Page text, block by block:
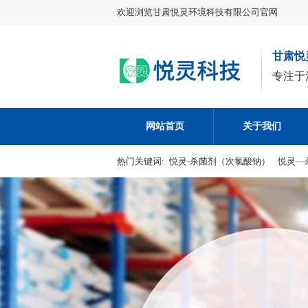
欢迎浏览甘肃悦灵环境科技有限公司官网
甘肃悦
专注于
网站首页 关于我们
热门关键词: 悦灵-杀菌剂（次氯酸钠） 悦灵—